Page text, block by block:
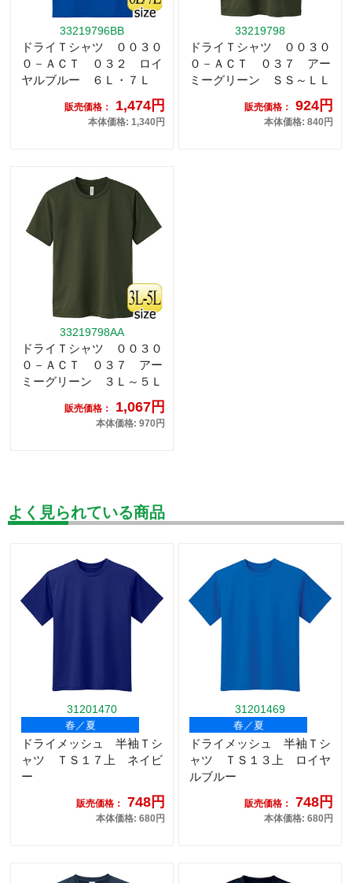
33219796BB
ドライＴシャツ ００３０
０－ＡＣＴ ０３２ ロイ
ヤルブルー ６Ｌ・７Ｌ
販売価格： 1,474円
本体価格: 1,340円
33219798
ドライＴシャツ ００３０
０－ＡＣＴ ０３７ アー
ミーグリーン ＳＳ～ＬＬ
販売価格： 924円
本体価格: 840円
33219798AA
ドライＴシャツ ００３０
０－ＡＣＴ ０３７ アー
ミーグリーン ３Ｌ～５Ｌ
販売価格： 1,067円
本体価格: 970円
よく見られている商品
31201470
春／夏
ドライメッシュ 半袖Ｔシ
ャツ ＴＳ１７上 ネイビ
ー
販売価格： 748円
本体価格: 680円
31201469
春／夏
ドライメッシュ 半袖Ｔシ
ャツ ＴＳ１３上 ロイヤ
ルブルー
販売価格： 748円
本体価格: 680円